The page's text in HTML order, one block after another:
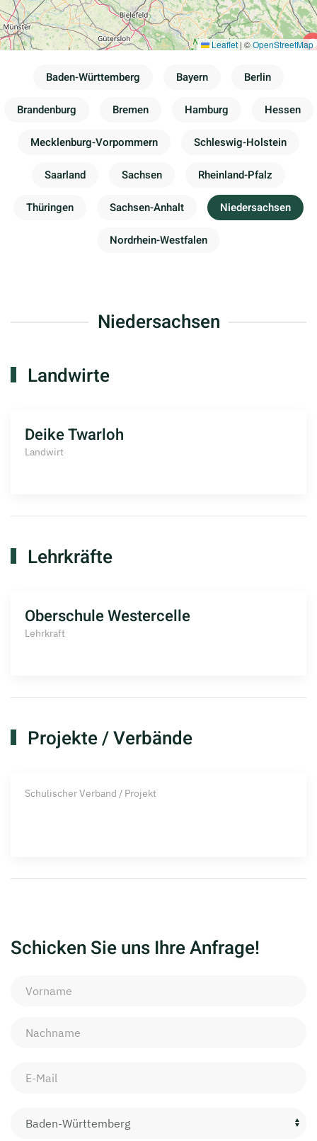
Leaflet | ©OpenStreetMap
Baden-Württemberg Bayern Berlin
Brandenburg Bremen Hamburg Hessen
Mecklenburg-Vorpommern Schleswig-Holstein
Saarland Sachsen Rheinland-Pfalz
Thüringen Sachsen-Anhalt Niedersachsen
Nordrhein-Westfalen
Niedersachsen
Landwirte
Deike Twarloh
Landwirt
Lehrkräfte
Oberschule Westercelle
Lehrkraft
Projekte / Verbände
Schulischer Verband / Projekt
Schicken Sie uns Ihre Anfrage!